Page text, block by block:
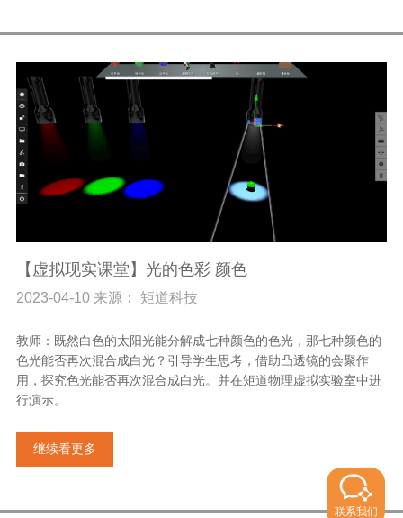
【虚拟现实课堂】光的色彩 颜色
2023-04-10 来源： 矩道科技
教师：既然白色的太阳光能分解成七种颜色的色光，那七种颜色的
色光能否再次混合成白光？引导学生思考，借助凸透镜的会聚作
用，探究色光能否再次混合成白光。并在矩道物理虚拟实验室中进
行演示。
继续看更多
联系我们